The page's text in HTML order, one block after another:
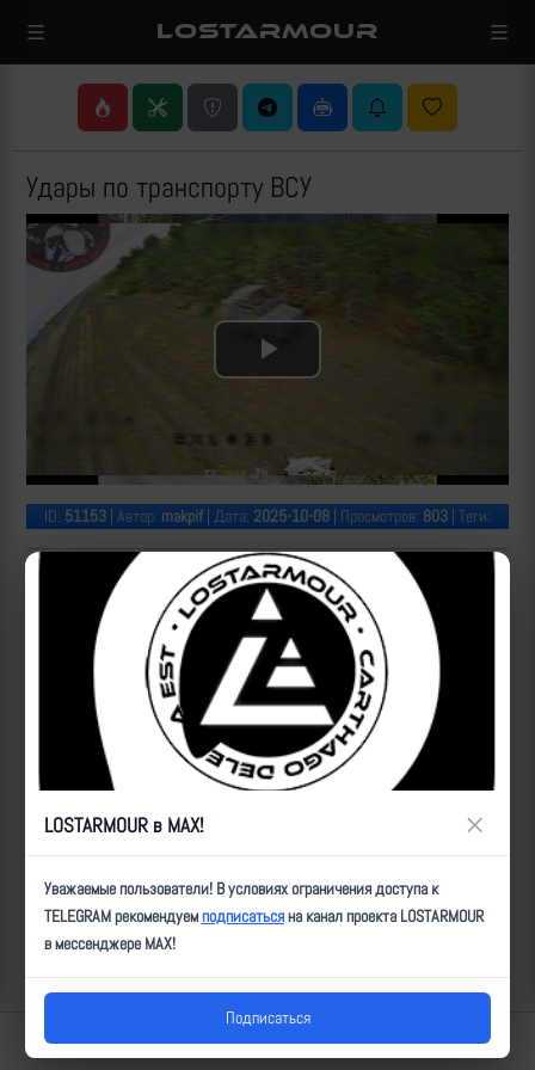
LOSTARMOUR
Удары по транспорту ВСУ
Play
Video
ID: 51153 | Автор: makpif| Дата: 2025-10-08 | Просмотров: 803 | Теги:
Популярные за сегодня видео
Lostarmour | Carthago Delenda Est | 2014-2026
LOSTARMOUR в MAX! ×
Уважаемые пользователи! В условиях ограничения доступа к
TELEGRAM рекомендуемподписатьсяна канал проекта LOSTARMOUR
в мессенджере MAX!
Подписаться